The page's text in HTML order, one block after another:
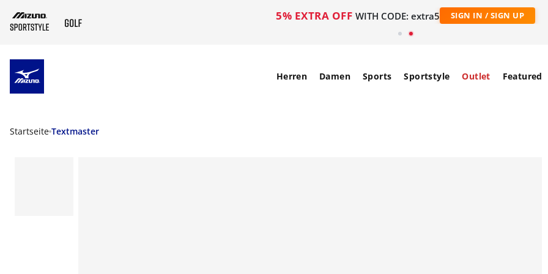
5% EXTRA OFF WITH CODE: extra5 SIGN IN / SIGN UP
Herren Damen Sports Sportstyle Outlet Featured
Startseite Textmaster